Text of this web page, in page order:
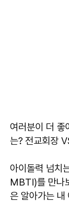
여러분이 더 좋
는? 전교회장
아이돌력 넘치
MBTI)를 만나
은 알아가는 내